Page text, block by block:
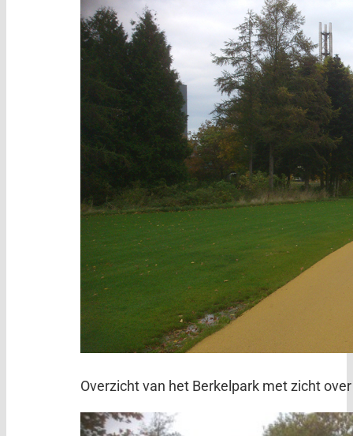
Overzicht van het Berkelpark met zicht